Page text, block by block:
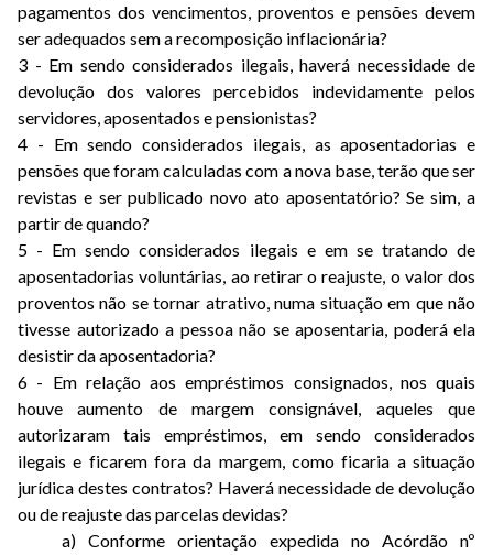
pagamentos dos vencimentos, proventos e pensões devem
ser adequados sem a recomposição inflacionária?
3 - Em sendo considerados ilegais, haverá necessidade de
devolução dos valores percebidos indevidamente pelos
servidores, aposentados e pensionistas?
4 - Em sendo considerados ilegais, as aposentadorias e
pensões que foram calculadas com a nova base, terão que ser
revistas e ser publicado novo ato aposentatório? Se sim, a
partir de quando?
5 - Em sendo considerados ilegais e em se tratando de
aposentadorias voluntárias, ao retirar o reajuste, o valor dos
proventos não se tornar atrativo, numa situação em que não
tivesse autorizado a pessoa não se aposentaria, poderá ela
desistir da aposentadoria?
6 - Em relação aos empréstimos consignados, nos quais
houve aumento de margem consignável, aqueles que
autorizaram tais empréstimos, em sendo considerados
ilegais e ficarem fora da margem, como ficaria a situação
jurídica destes contratos? Haverá necessidade de devolução
ou de reajuste das parcelas devidas?
a) Conforme orientação expedida no Acórdão nº